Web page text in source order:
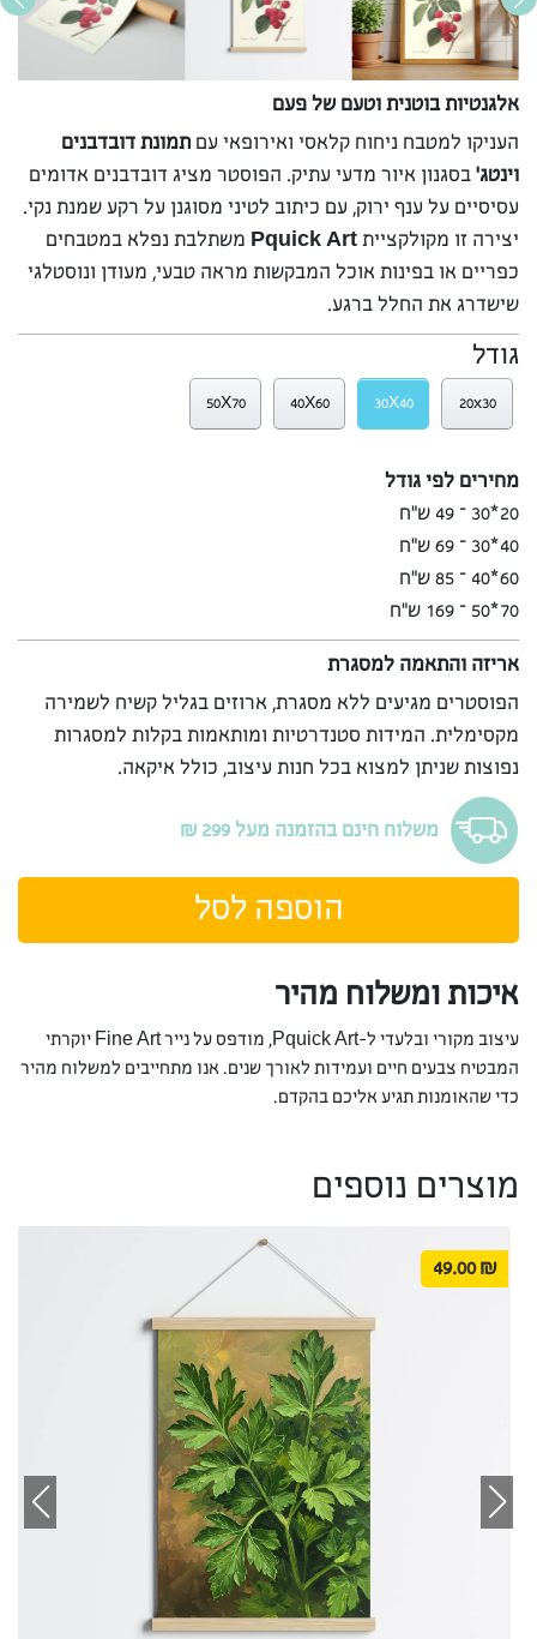
אלגנטיות בוטנית וטעם של פעם
העניקו למטבח ניחוח קלאסי ואירופאי עם תמונת דובדבנים
וינטג’ בסגנון איור מדעי עתיק. הפוסטר מציג דובדבנים אדומים
עסיסיים על ענף ירוק, עם כיתוב לטיני מסוגנן על רקע שמנת נקי.
יצירה זו מקולקציית Pquick Art משתלבת נפלא במטבחים
כפריים או בפינות אוכל המבקשות מראה טבעי, מעודן ונוסטלגי
שישדרג את החלל ברגע.
גודל
20x30
30X40
40X60
50X70
מחירים לפי גודל
20*30 – 49 ש”ח
40*30 – 69 ש”ח
60*40 – 85 ש”ח
70*50 – 169 ש”ח
אריזה והתאמה למסגרת
הפוסטרים מגיעים ללא מסגרת, ארוזים בגליל קשיח לשמירה
מקסימלית. המידות סטנדרטיות ומותאמות בקלות למסגרות
נפוצות שניתן למצוא בכל חנות עיצוב, כולל איקאה.
משלוח חינם בהזמנה מעל 299 ₪
הוספה לסל
איכות ומשלוח מהיר
עיצוב מקורי ובלעדי ל-Pquick Art, מודפס על נייר Fine Art יוקרתי
המבטיח צבעים חיים ועמידות לאורך שנים. אנו מתחייבים למשלוח מהיר
כדי שהאומנות תגיע אליכם בהקדם.
מוצרים נוספים
₪
49.00